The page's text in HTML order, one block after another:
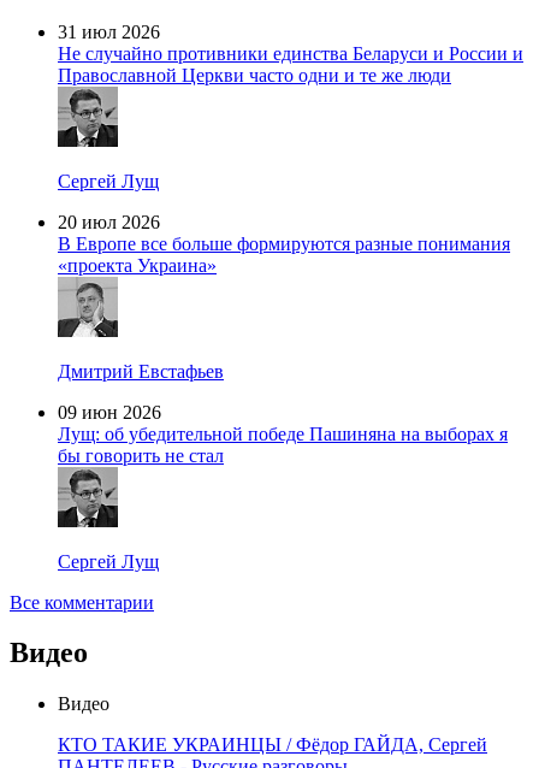
31 июл 2026
Не случайно противники единства Беларуси и России и
Православной Церкви часто одни и те же люди
Сергей Лущ
20 июл 2026
В Европе все больше формируются разные понимания
«проекта Украина»
Дмитрий Евстафьев
09 июн 2026
Лущ: об убедительной победе Пашиняна на выборах я
бы говорить не стал
Сергей Лущ
Все комментарии
Видео
Видео
КТО ТАКИЕ УКРАИНЦЫ / Фёдор ГАЙДА, Сергей